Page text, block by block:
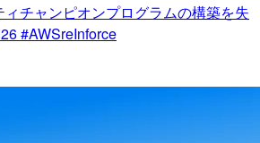
チャンピオンプログラムの構築を失
#AWSreInforce